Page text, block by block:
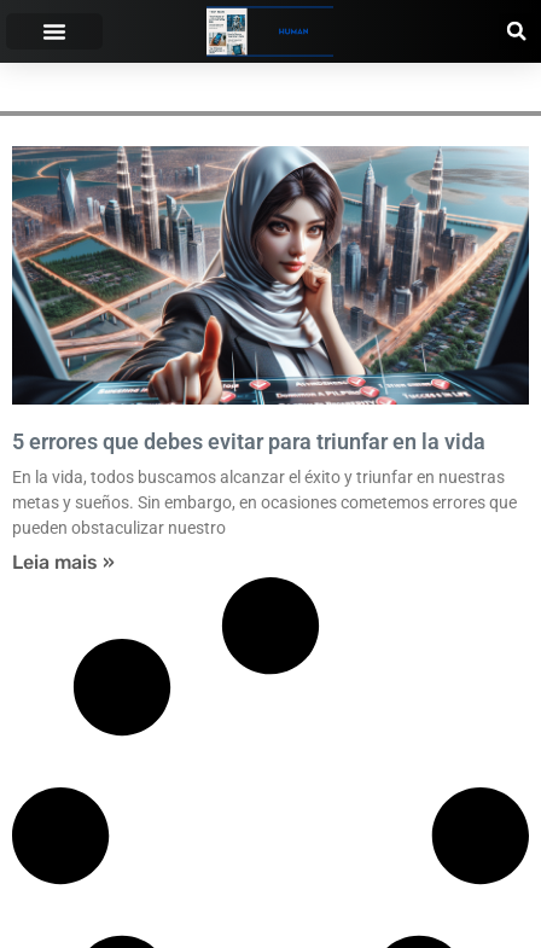
5 errores que debes evitar para triunfar en la vida
En la vida, todos buscamos alcanzar el éxito y triunfar en nuestras
metas y sueños. Sin embargo, en ocasiones cometemos errores que
pueden obstaculizar nuestro
Leia mais »